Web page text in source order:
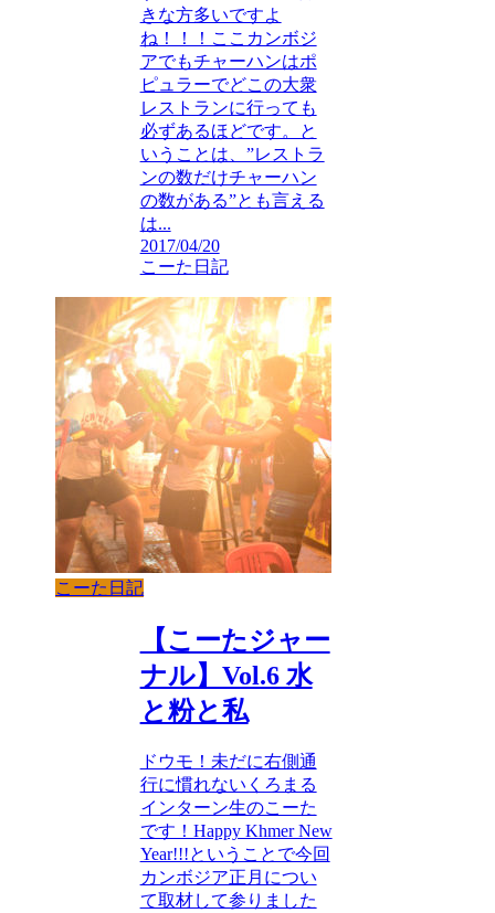
きな方多いですよ
ね！！！ここカンボジ
アでもチャーハンはポ
ピュラーでどこの大衆
レストランに行っても
必ずあるほどです。と
いうことは、”レストラ
ンの数だけチャーハン
の数がある”とも言える
は...
2017/04/20
こーた日記
こーた日記
【こーたジャー
ナル】Vol.6 水
と粉と私
ドウモ！未だに右側通
行に慣れないくろまる
インターン生のこーた
です！Happy Khmer New
Year!!!ということで今回
カンボジア正月につい
て取材して参りました